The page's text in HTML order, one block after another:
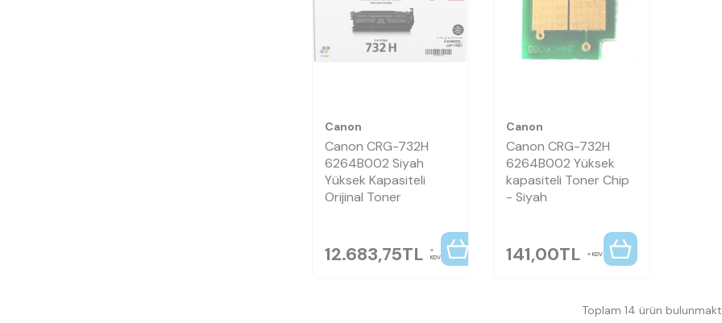
Canon
Canon CRG-732H
6264B002 Siyah
Yüksek Kapasiteli
Orijinal Toner
12.683,75TL KDV
Canon
Canon CRG-732H
6264B002 Yüksek
kapasiteli Toner Chip
- Siyah
141,00TL KDV
Toplam 14 ürün